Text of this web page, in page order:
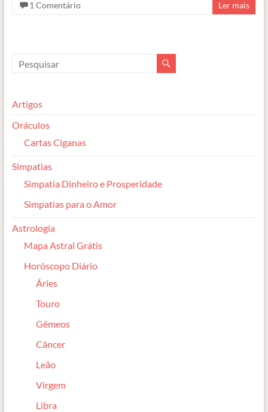
1 Comentário
Ler mais
Artigos
Oráculos
Cartas Ciganas
Simpatias
Simpatia Dinheiro e Prosperidade
Simpatias para o Amor
Astrologia
Mapa Astral Grátis
Horóscopo Diário
Áries
Touro
Gêmeos
Câncer
Leão
Virgem
Libra